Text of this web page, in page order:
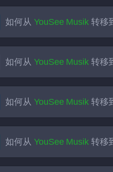
如何从 YouSee Musik 转移
如何从 YouSee Musik 转移
如何从 YouSee Musik 转移
如何从 YouSee Musik 转移